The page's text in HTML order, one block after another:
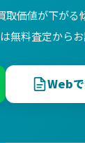
価値が下がる
無料査定からお
Web